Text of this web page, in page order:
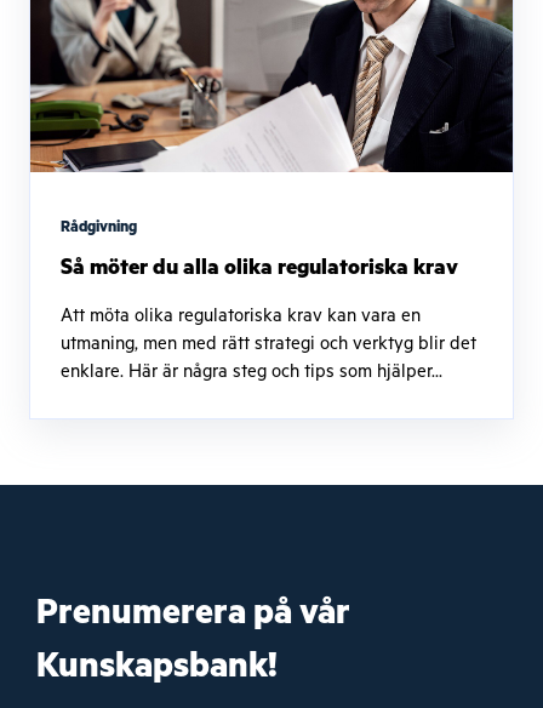
Rådgivning
Så möter du alla olika regulatoriska krav
Att möta olika regulatoriska krav kan vara en
utmaning, men med rätt strategi och verktyg blir det
enklare. Här är några steg och tips som hjälper...
Prenumerera på vår
Kunskapsbank!